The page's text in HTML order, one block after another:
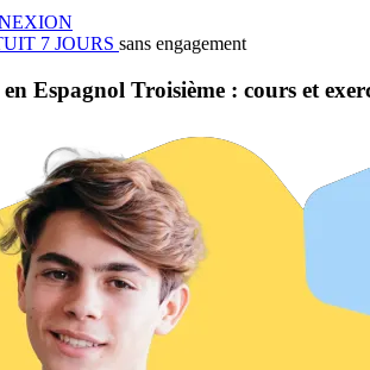
7 JOURS sans engagement
Espagnol Troisième : cours et